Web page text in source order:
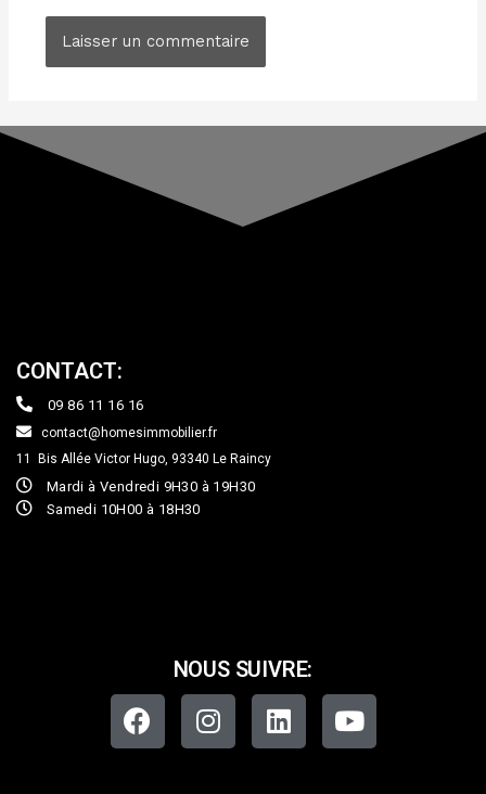
CONTACT:
09 86 11 16 16
contact@homesimmobilier.fr
11 Bis Allée Victor Hugo, 93340 Le Raincy
Mardi à Vendredi 9H30 à 19H30
Samedi 10H00 à 18H30
NOUS SUIVRE: